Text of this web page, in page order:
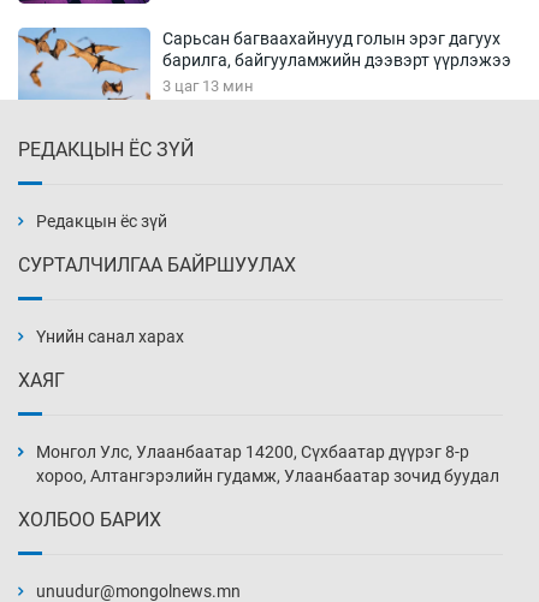
Сарьсан багваахайнууд голын эрэг дагуух
барилга, байгууламжийн дээвэрт үүрлэжээ
3 цаг 13 мин
3 цаг 43 мин
4 цаг 13 мин
4 цаг 28 мин
4 цаг 43 мин
РЕДАКЦЫН ЁС ЗҮЙ
Редакцын ёс зүй
СУРТАЛЧИЛГАА БАЙРШУУЛАХ
Үнийн санал харах
ХАЯГ
Монгол Улс, Улаанбаатар 14200, Сүхбаатар дүүрэг 8-р
хороо, Алтангэрэлийн гудамж, Улаанбаатар зочид буудал
ХОЛБОО БАРИХ
unuudur@mongolnews.mn